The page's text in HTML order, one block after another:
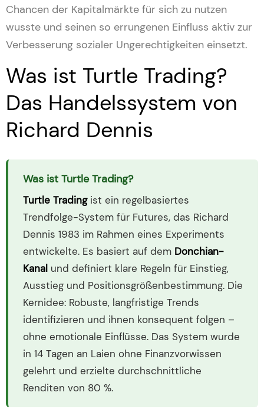
Chancen der Kapitalmärkte für sich zu nutzen
wusste und seinen so errungenen Einfluss aktiv zur
Verbesserung sozialer Ungerechtigkeiten einsetzt.
Was ist Turtle Trading?
Das Handelssystem von
Richard Dennis
Was ist Turtle Trading?
Turtle Tradingist ein regelbasiertes
Trendfolge-System für Futures, das Richard
Dennis 1983 im Rahmen eines Experiments
entwickelte. Es basiert auf dem Donchian-
Kanal und definiert klare Regeln für Einstieg,
Ausstieg und Positionsgrößenbestimmung. Die
Kernidee: Robuste, langfristige Trends
identifizieren und ihnen konsequent folgen –
ohne emotionale Einflüsse. Das System wurde
in 14 Tagen an Laien ohne Finanzvorwissen
gelehrt und erzielte durchschnittliche
Renditen von 80 %.